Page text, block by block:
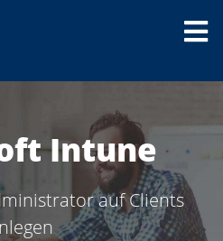
Intune
auf Clients